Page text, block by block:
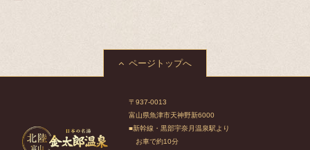
ページトップへ
〒937-0013
富山県魚津市天神野新6000
■新幹線・黒部宇奈月温泉駅より
お車で約10分